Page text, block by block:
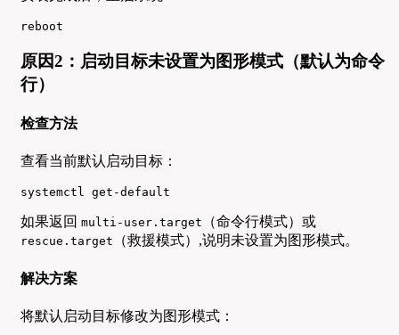
reboot
原因2：启动目标未设置为图形模式（默认为命令
行）
检查方法
查看当前默认启动目标：
systemctl get-default
如果返回 multi-user.target （命令行模式）或
rescue.target （救援模式）,说明未设置为图形模式。
解决方案
将默认启动目标修改为图形模式：